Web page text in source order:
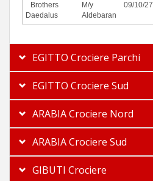
Brothers
Daedalus
M/y
Aldebaran
09/10/27
EGITTO Crociere Parchi
EGITTO Crociere Sud
ARABIA Crociere Nord
ARABIA Crociere Sud
GIBUTI Crociere